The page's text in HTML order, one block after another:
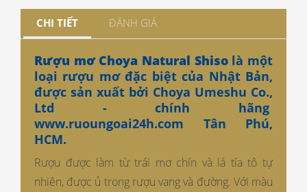
CHI TIẾT ĐÁNH GIÁ
Rượu mơ Choya Natural Shisolà một
loại rượu mơ đặc biệt của Nhật Bản,
được sản xuất bởi Choya Umeshu Co.,
Ltd - chính hãng
www.ruoungoai24h.com Tân Phú,
HCM.
Rượu được làm từ trái mơ chín và lá tía tô tự
nhiên, được ủ trong rượu vang và đường. Với màu